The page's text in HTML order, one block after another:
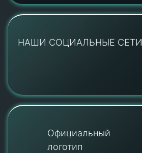
НАШИ СОЦИАЛЬНЫЕ СЕТИ
Официальный
логотип